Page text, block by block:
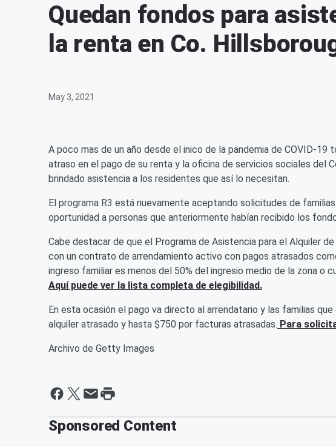
Quedan fondos para
la renta en Co.
May 3, 2021
A poco mas de un año desde el inico de la pandemia de COVID-19
atraso en el pago de su renta y la oficina de servicios sociales del
brindado asistencia a los residentes que así lo necesitan.
El programa R3 está nuevamente aceptando solicitudes de
oportunidad a personas que anteriormente habían recibido los
Cabe destacar de que el Programa de Asistencia para el Alquiler
con un contrato de arrendamiento activo con pagos atrasados
ingreso familiar es menos del 50% del ingresio medio de la zona o
Aquí puede ver la lista completa de elegibilidad.
En esta ocasión el pago va directo al arrendatario y las familias
alquiler atrasado y hasta $750 por facturas atrasadas. Para
Archivo de Getty Images
Sponsored Content